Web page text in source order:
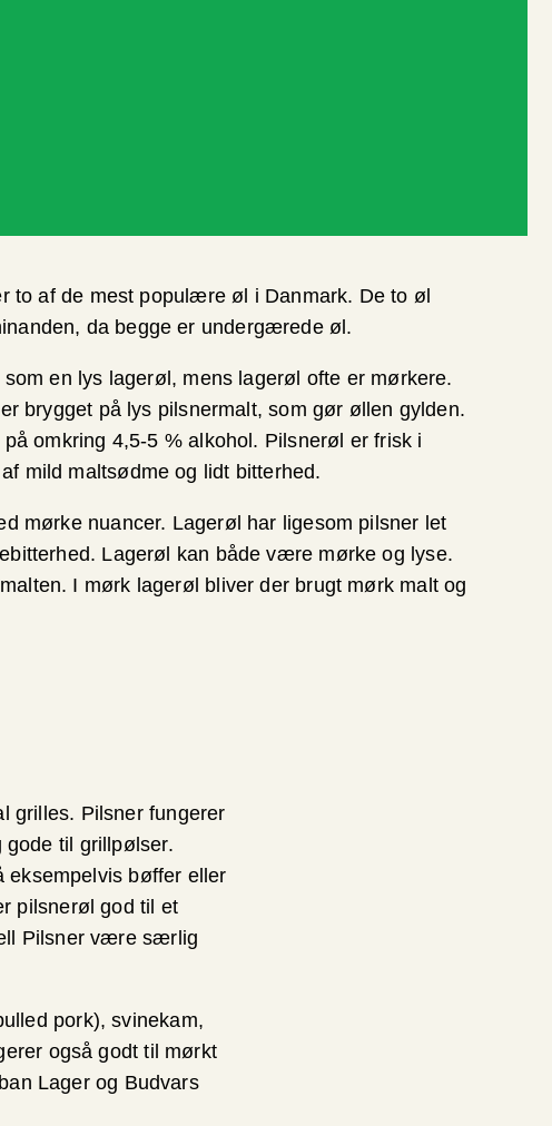
to af de mest populære øl i Danmark. De to øl
da begge er undergærede øl.
en lys lagerøl, mens lagerøl ofte er mørkere.
brygget på lys pilsnermalt, som gør øllen gylden.
omkring 4,5-5 % alkohol. Pilsnerøl er frisk i
mild maltsødme og lidt bitterhed.
mørke nuancer. Lagerøl har ligesom pilsner let
Lagerøl kan både være mørke og lyse.
I mørk lagerøl bliver der brugt mørk malt og
grilles. Pilsner fungerer
til grillpølser.
eksempelvis bøffer eller
pilsnerøl god til et
Pilsner være særlig
pork), svinekam,
også godt til mørkt
Lager og Budvars